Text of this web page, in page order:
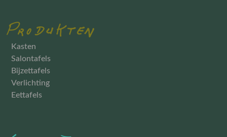
Kasten
Salontafels
Bijzettafels
Verlichting
Eettafels